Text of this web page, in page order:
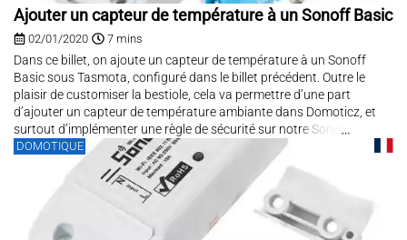
Ajouter un capteur de température à un Sonoff Basic
02/01/2020 7 mins
Dans ce billet, on ajoute un capteur de température à un Sonoff
Basic sous Tasmota, configuré dans le billet précédent. Outre le
plaisir de customiser la bestiole, cela va permettre d’une part
d’ajouter un capteur de température ambiante dans Domoticz, et
surtout d’implémenter une règle de sécurité sur notre Sonoff...
DOMOTIQUE